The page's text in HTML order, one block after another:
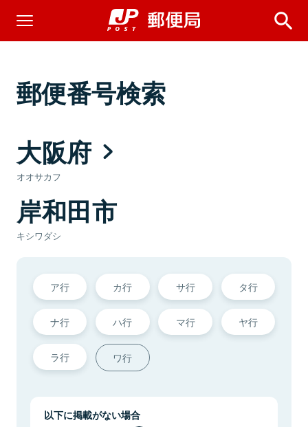
郵便番号検索
大阪府
オオサカフ
岸和田市
キシワダシ
ア行 カ行 サ行 タ行
ナ行 ハ行 マ行 ヤ行
ラ行 ワ行
以下に掲載がない場合